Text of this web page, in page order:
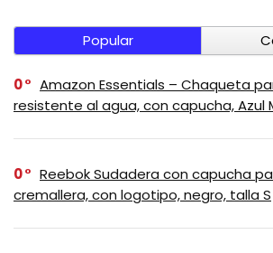
Popular
0
Amazon Essentials – Chaqueta
resistente al agua, con capucha, Azul
0
Reebok Sudadera con capucha
cremallera, con logotipo, negro, talla S